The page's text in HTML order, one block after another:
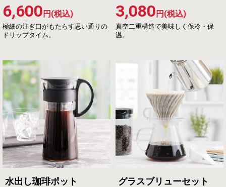
極細の注ぎ口がもたらす思い通りの
ドリップタイム。
6,600 円(税込)
真空二重構造で美味しく保冷・保
温。
3,080 円(税込)
水出し珈琲ポット グラスブリューセット